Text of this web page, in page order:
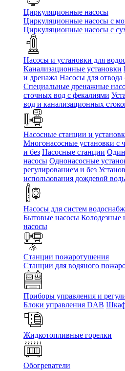
Циркуляционные насосы
Циркуляционные насосы с
Циркуляционные насосы с
Насосы и установки для
Канализационные установки
и дренажа Насосы для
Специальные дренажные
сточных вод c фекалиями
вод и канализационных
Насосные станции и
Многонасосные установки с
и без Насосные станции
насосы Однонасосные
регулированием и без
использования дождевой
Насосы для систем
Бытовые насосы Колодезные
насосы
Станции пожаротушения
Станции для водяного
Приборы управления и
Блоки управления DAB
Жидкотопливные горелки
Обогреватели